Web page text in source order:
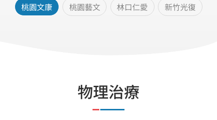
桃園文康 桃園藝文 林口仁愛 新竹光復
物理治療